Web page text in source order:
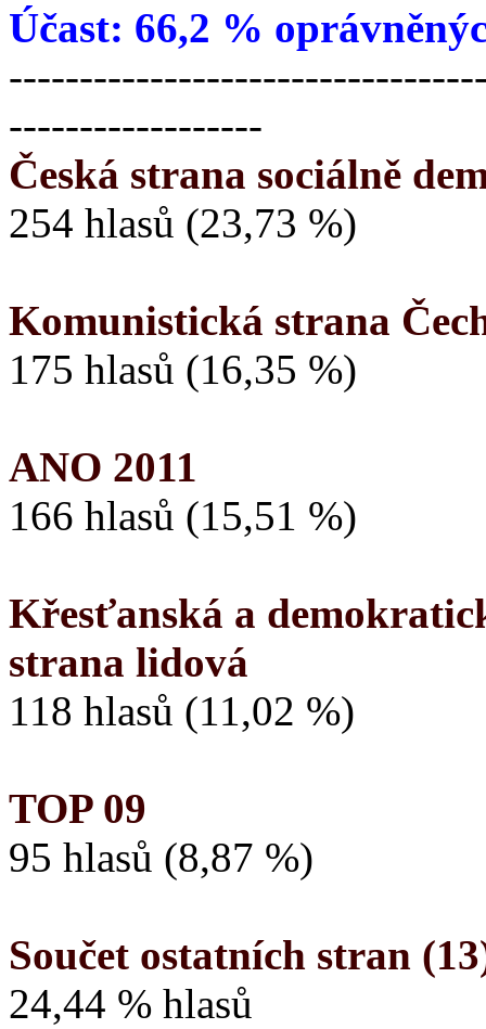
Účast: 66,2 %
------------------
Česká strana sociálně
254 hlasů (23,73 %)
Komunistická strana
175 hlasů (16,35 %)
ANO 2011
166 hlasů (15,51 %)
Křesťanská a
strana lidová
118 hlasů (11,02 %)
TOP 09
95 hlasů (8,87 %)
Součet ostatních stran
24,44 % hlasů